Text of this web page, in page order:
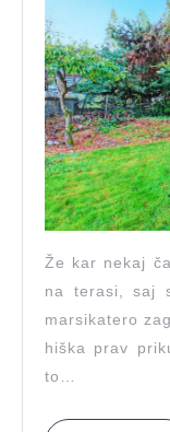
Že kar nekaj
na terasi, saj
marsikatero
hiška prav
to…